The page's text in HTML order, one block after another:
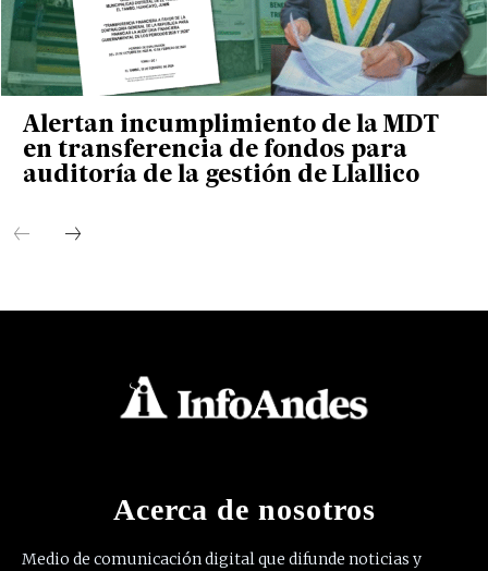
Alertan incumplimiento de la MDT
en transferencia de fondos para
auditoría de la gestión de Llallico
Acerca de nosotros
Medio de comunicación digital que difunde noticias y